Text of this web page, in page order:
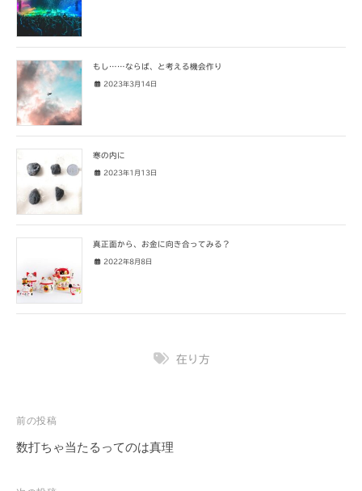
もし……ならば、と考える機会作り
2023年3月14日
寒の内に
2023年1月13日
真正面から、お金に向き合ってみる？
2022年8月8日
在り方
投
稿
前の投稿
数打ちゃ当たるってのは真理